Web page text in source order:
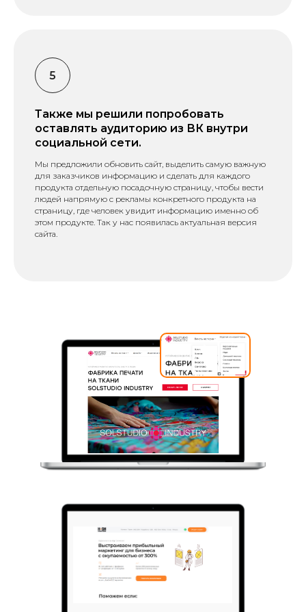
Также мы решили попробовать
оставлять аудиторию из ВК внутри
социальной сети.
Мы предложили обновить сайт, выделить самую важную
для заказчиков информацию и сделать для каждого
продукта отдельную посадочную страницу, чтобы вести
людей напрямую с рекламы конкретного продукта на
страницу, где человек увидит информацию именно об
этом продукте. Так у нас появилась актуальная версия
сайта.